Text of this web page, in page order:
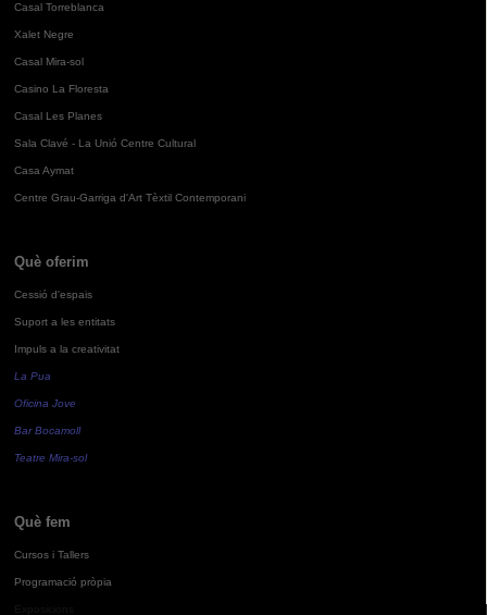
Casal Torreblanca
Xalet Negre
Casal Mira-sol
Casino La Floresta
Casal Les Planes
Sala Clavé - La Unió Centre Cultural
Casa Aymat
Centre Grau-Garriga d'Art Tèxtil Contemporani
Què oferim
Cessió d'espais
Suport a les entitats
Impuls a la creativitat
La Pua
Oficina Jove
Bar Bocamoll
Teatre Mira-sol
Què fem
Cursos i Tallers
Programació pròpia